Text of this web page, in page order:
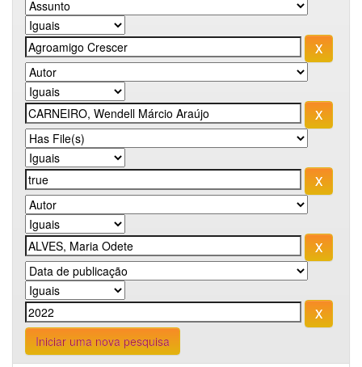
Iniciar uma nova pesquisa